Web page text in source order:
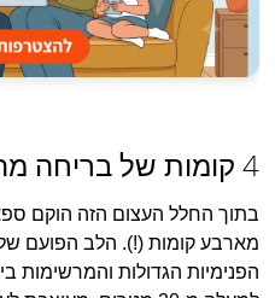
4 קומות של בריחה מהמציאות
בתוך החלל העצום הזה הוקם
מארבע קומות (!). הלב הפועם
הפנימיות הגדולות והמרשימות